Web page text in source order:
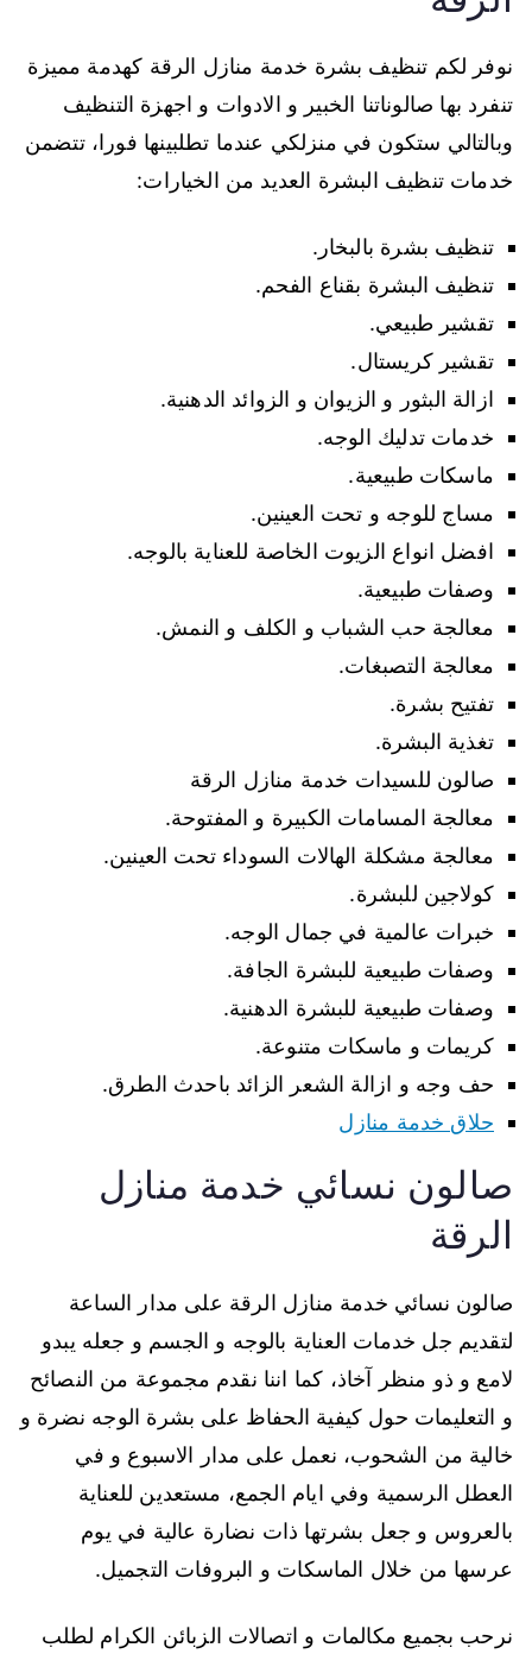
نوفر لكم تنظيف بشرة خدمة منازل الرقة كهدمة مميزة
تنفرد بها صالوناتنا الخبير و الادوات و اجهزة التنظيف
وبالتالي ستكون في منزلكي عندما تطلبينها فورا، تتضمن
خدمات تنظيف البشرة العديد من الخيارات:
تنظيف بشرة بالبخار.
تنظيف البشرة بقناع الفحم.
تقشير طبيعي.
تقشير كريستال.
ازالة البثور و الزيوان و الزوائد الدهنية.
خدمات تدليك الوجه.
ماسكات طبيعية.
مساج للوجه و تحت العينين.
افضل انواع الزيوت الخاصة للعناية بالوجه.
وصفات طبيعية.
معالجة حب الشباب و الكلف و النمش.
معالجة التصبغات.
تفتيح بشرة.
تغذية البشرة.
صالون للسيدات خدمة منازل الرقة
معالجة المسامات الكبيرة و المفتوحة.
معالجة مشكلة الهالات السوداء تحت العينين.
كولاجين للبشرة.
خبرات عالمية في جمال الوجه.
وصفات طبيعية للبشرة الجافة.
وصفات طبيعية للبشرة الدهنية.
كريمات و ماسكات متنوعة.
حف وجه و ازالة الشعر الزائد باحدث الطرق.
حلاق خدمة منازل
صالون نسائي خدمة منازل
الرقة
صالون نسائي خدمة منازل الرقة على مدار الساعة
لتقديم جل خدمات العناية بالوجه و الجسم و جعله يبدو
لامع و ذو منظر آخاذ، كما اننا نقدم مجموعة من النصائح
و التعليمات حول كيفية الحفاظ على بشرة الوجه نضرة و
خالية من الشحوب، نعمل على مدار الاسبوع و في
العطل الرسمية وفي ايام الجمع، مستعدين للعناية
بالعروس و جعل بشرتها ذات نضارة عالية في يوم
عرسها من خلال الماسكات و البروفات التجميل.
نرحب بجميع مكالمات و اتصالات الزبائن الكرام لطلب